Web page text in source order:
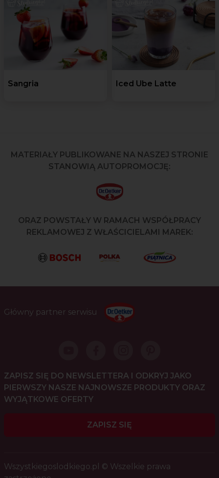
Sangria Iced Ube Latte
MATERIAŁY PUBLIKOWANE NA NASZEJ STRONIE
STANOWIĄ AUTOPROMOCJĘ:
ORAZ POWSTAŁY W RAMACH WSPÓŁPRACY
REKLAMOWEJ Z WŁAŚCICIELAMI MAREK:
Główny partner serwisu
ZAPISZ SIĘ DO NEWSLETTERA I ODKRYJ JAKO
PIERWSZY NASZE NAJNOWSZE PRODUKTY ORAZ
WYJĄTKOWE OFERTY
ZAPISZ SIĘ
Wszystkiegoslodkiego.pl © Wszelkie prawa